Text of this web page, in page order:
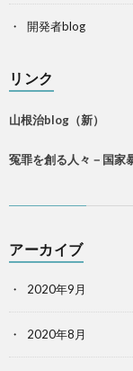
開発者blog
リンク
山根治blog（新）
冤罪を創る人々－国家
アーカイブ
2020年9月
2020年8月